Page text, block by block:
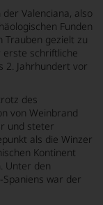
Valenciana, also
Funden
Trauben gezielt zu
erste schriftliche
2. Jahrhundert vor
des
von Weinbrand
und steter
als die Winzer
Kontinent
Unter den
war der